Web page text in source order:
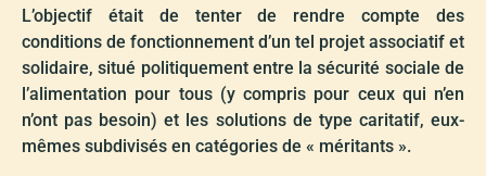
L’objectif était de tenter de rendre compte des
conditions de fonctionnement d’un tel projet associatif et
solidaire, situé politiquement entre la sécurité sociale de
l’alimentation pour tous (y compris pour ceux qui n’en
n’ont pas besoin) et les solutions de type caritatif, eux-
mêmes subdivisés en catégories de « méritants ».